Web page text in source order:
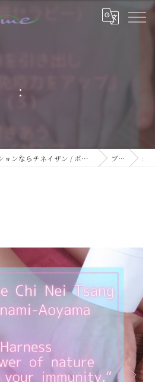
:
東京表参道のリラクゼーションならチネイザン / ボディ & マインドケアサロン ka-na-me ブログ :